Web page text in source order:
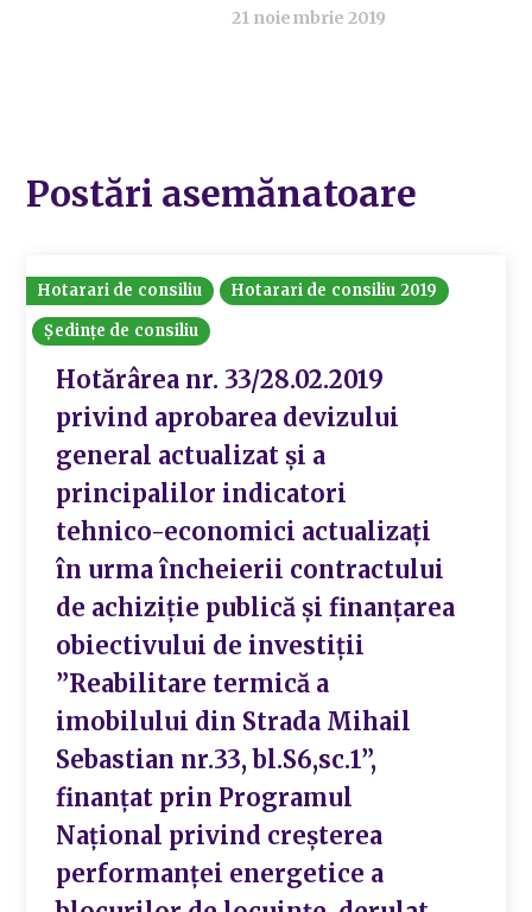
21 noiembrie 2019
Postări asemănatoare
Hotarari de consiliu
Hotarari de consiliu 2019
Ședințe de consiliu
Hotărârea nr. 33/28.02.2019
privind aprobarea devizului
general actualizat și a
principalilor indicatori
tehnico-economici actualizați
în urma încheierii contractului
de achiziție publică și finanțarea
obiectivului de investiții
”Reabilitare termică a
imobilului din Strada Mihail
Sebastian nr.33, bl.S6,sc.1”,
finanțat prin Programul
Național privind creșterea
performanței energetice a